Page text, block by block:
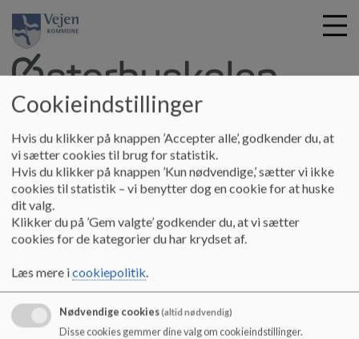
i
Østerbyskolen
Om skolen Skolebestyrelsen
Referater Skolebestyrelsen
Referat 07-08-2024
Referat 07-08-2024
Referat 07-08-2024
Dokumenter
Referat 07-08-2024
Cookieindstillinger
Hvis du klikker på knappen ’Accepter alle’, godkender du, at
vi sætter cookies til brug for statistik.
Hvis du klikker på knappen ’Kun nødvendige,’ sætter vi ikke
cookies til statistik – vi benytter dog en cookie for at huske
dit valg.
Klikker du på ’Gem valgte’ godkender du, at vi sætter
cookies for de kategorier du har krydset af.
Læs mere icookiepolitik.
Nødvendige cookies(altid nødvendig)
Disse cookies gemmer dine valg om cookieindstillinger.